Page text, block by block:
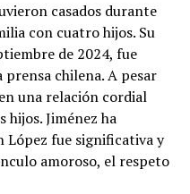
casados durante
con cuatro hijos. Su
de 2024, fue
chilena. A pesar
una relación cordial
hijos. Jiménez ha
López fue significativa y
amoroso, el respeto